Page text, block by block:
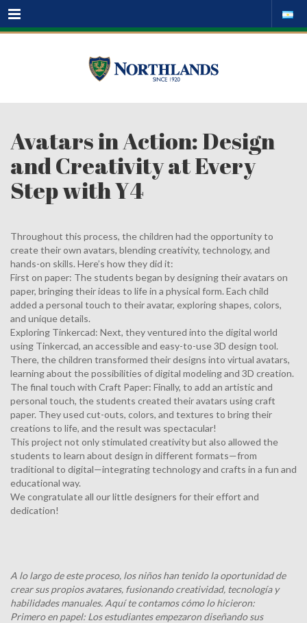
Menu
Avatars in Action: Design
and Creativity at Every
Step with Y4
Throughout this process, the children had the opportunity to
create their own avatars, blending creativity, technology, and
hands-on skills. Here’s how they did it:
First on paper: The students began by designing their avatars on
paper, bringing their ideas to life in a physical form. Each child
added a personal touch to their avatar, exploring shapes, colors,
and unique details.
Exploring Tinkercad: Next, they ventured into the digital world
using Tinkercad, an accessible and easy-to-use 3D design tool.
There, the children transformed their designs into virtual avatars,
learning about the possibilities of digital modeling and 3D creation.
The final touch with Craft Paper: Finally, to add an artistic and
personal touch, the students created their avatars using craft
paper. They used cut-outs, colors, and textures to bring their
creations to life, and the result was spectacular!
This project not only stimulated creativity but also allowed the
students to learn about design in different formats—from
traditional to digital—integrating technology and crafts in a fun and
educational way.
We congratulate all our little designers for their effort and
dedication!
A lo largo de este proceso, los niños han tenido la oportunidad de
crear sus propios avatares, fusionando creatividad, tecnología y
habilidades manuales. Aquí te contamos cómo lo hicieron:
Primero en papel: Los estudiantes empezaron diseñando sus